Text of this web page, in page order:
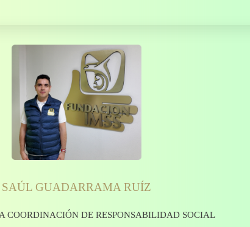
SAÚL GUADARRAMA RUÍZ
COORDINACIÓN DE RESPONSABILIDAD SOCIAL